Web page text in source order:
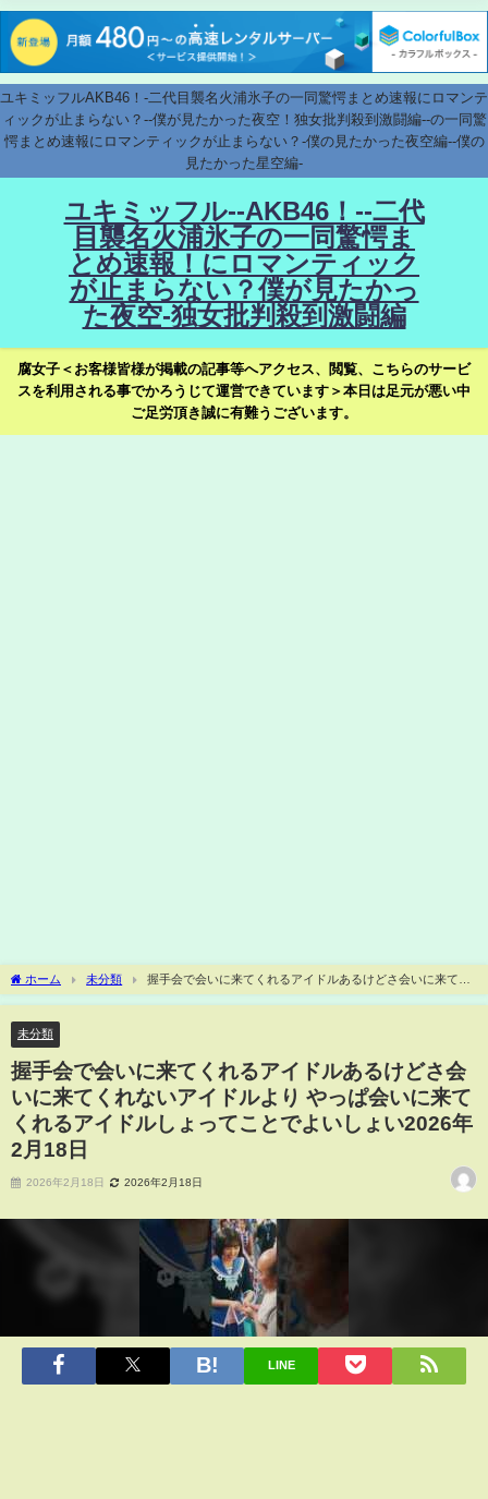
ユキミッフルAKB46！-二代目襲名火浦氷子の一同驚愕まとめ速報にロマンテ
ィックが止まらない？--僕が見たかった夜空！独女批判殺到激闘編--の一同驚
愕まとめ速報にロマンティックが止まらない？-僕の見たかった夜空編--僕の
見たかった星空編-
ユキミッフル--AKB46！--二代
目襲名火浦氷子の一同驚愕ま
とめ速報！にロマンティック
が止まらない？僕が見たかっ
た夜空-独女批判殺到激闘編
腐女子＜お客様皆様が掲載の記事等へアクセス、閲覧、こちらのサービ
スを利用される事でかろうじて運営できています＞本日は足元が悪い中
ご足労頂き誠に有難うございます。
ホーム 未分類
握手会で会いに来てくれるアイドルあるけどさ会いに来てく
れないアイドルより やっぱ会いに来てくれるアイドルしょってことでよいしょい2026
未分類
握手会で会いに来てくれるアイドルあるけどさ会
いに来てくれないアイドルより やっぱ会いに来て
くれるアイドルしょってことでよいしょい2026年
2月18日
2026年2月18日 2026年2月18日
LINE